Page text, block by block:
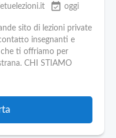
letuelezioni.it event_available oggi
sito di lezioni private
insegnanti e
ti offriamo per
CHI STIAMO